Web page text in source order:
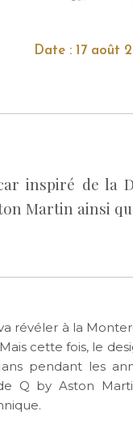
Date : 17 août
inspiré de la
Martin ainsi
révéler à la
cette fois, le
pendant les
Q by Aston